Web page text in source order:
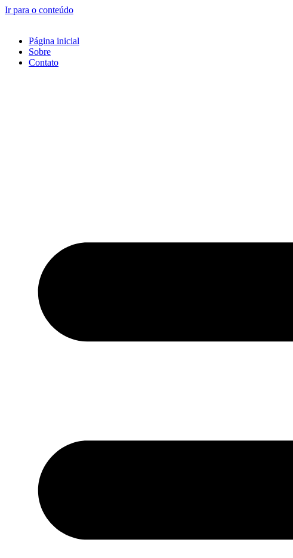
Ir para o conteúdo
Página inicial
Sobre
Contato